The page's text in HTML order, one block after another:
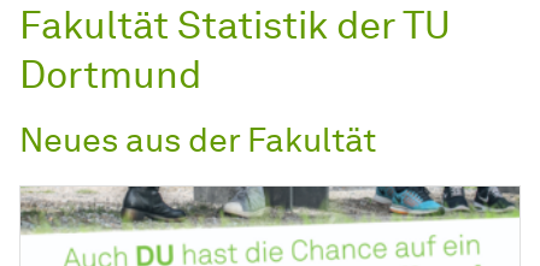
Fakultät Statistik der TU
Dortmund
Neues aus der Fakultät